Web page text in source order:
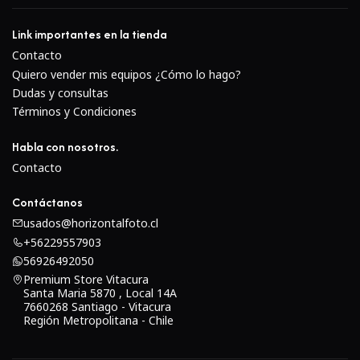
automático ofrece un control de enfoque manual a tiempo
completo junto con una distancia de enfoque mínima de
30cm.
Link importantes en la tienda
Contacto
Quiero vender mis equipos ¿Cómo lo hago?
Dudas y consultas
Términos y Condiciones
Habla con nosotros.
Contacto
Contáctanos
usados@horizontalfoto.cl
+56229557903
56926492050
Premium Store Vitacura
Santa Maria 5870 , Local 14A
7660268 Santiago - Vitacura
Región Metropolitana - Chile